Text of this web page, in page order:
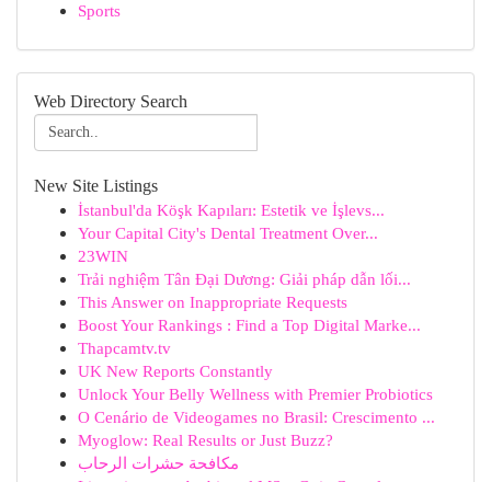
Sports
Web Directory Search
New Site Listings
İstanbul'da Köşk Kapıları: Estetik ve İşlevs...
Your Capital City's Dental Treatment Over...
23WIN
Trải nghiệm Tân Đại Dương: Giải pháp dẫn lối...
This Answer on Inappropriate Requests
Boost Your Rankings : Find a Top Digital Marke...
Thapcamtv.tv
UK New Reports Constantly
Unlock Your Belly Wellness with Premier Probiotics
O Cenário de Videogames no Brasil: Crescimento ...
Myoglow: Real Results or Just Buzz?
مكافحة حشرات الرحاب